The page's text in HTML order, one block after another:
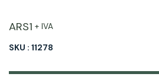
ARS1 + IVA
SKU : 11278